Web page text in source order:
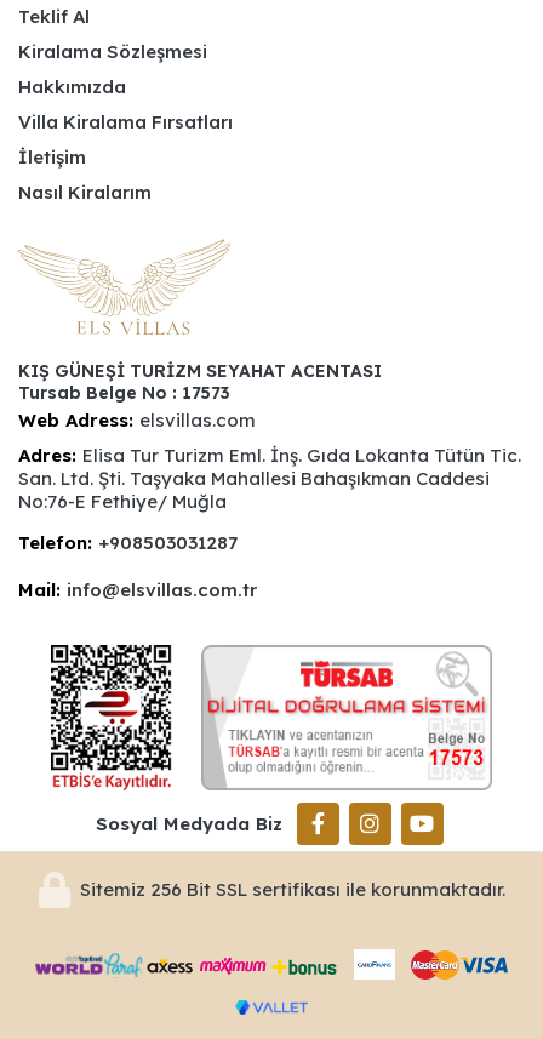
Teklif Al
Kiralama Sözleşmesi
Hakkımızda
Villa Kiralama Fırsatları
İletişim
Nasıl Kiralarım
KIŞ GÜNEŞİ TURİZM SEYAHAT ACENTASI
Tursab Belge No : 17573
Web Adress: elsvillas.com
Adres: Elisa Tur Turizm Eml. İnş. Gıda Lokanta Tütün Tic.
San. Ltd. Şti. Taşyaka Mahallesi Bahaşıkman Caddesi
No:76-E Fethiye/ Muğla
Telefon: +908503031287
Mail: info@elsvillas.com.tr
Sosyal Medyada Biz
Sitemiz 256 Bit SSL sertifikası ile korunmaktadır.